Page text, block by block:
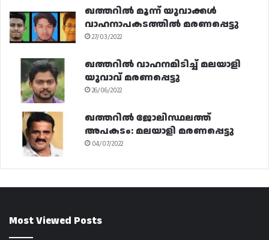
ഖത്തറിൽ മൂന്ന് യുവാക്കൾ
വാഹനാപകടത്തിൽ മരണപ്പെട്ടു
27/03/2022
ഖത്തറിൽ വാഹനമിടിച്ച് മലയാളി
യുവാവ് മരണപ്പെട്ടു
26/06/2022
ഖത്തറിൽ ജോലിസ്ഥലത്ത്
അപകടം: മലയാളി മരണപ്പെട്ടു
04/07/2022
Most Viewed Posts